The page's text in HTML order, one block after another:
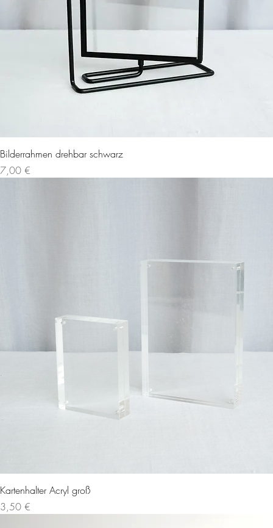
Bilderrahmen drehbar schwarz
Preis
7,00 €
Kartenhalter Acryl groß
Preis
3,50 €